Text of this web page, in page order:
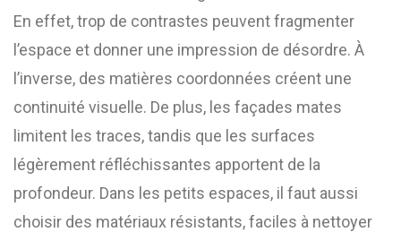
En effet, trop de contrastes peuvent fragmenter
l’espace et donner une impression de désordre. À
l’inverse, des matières coordonnées créent une
continuité visuelle. De plus, les façades mates
limitent les traces, tandis que les surfaces
légèrement réfléchissantes apportent de la
profondeur. Dans les petits espaces, il faut aussi
choisir des matériaux résistants, faciles à nettoyer